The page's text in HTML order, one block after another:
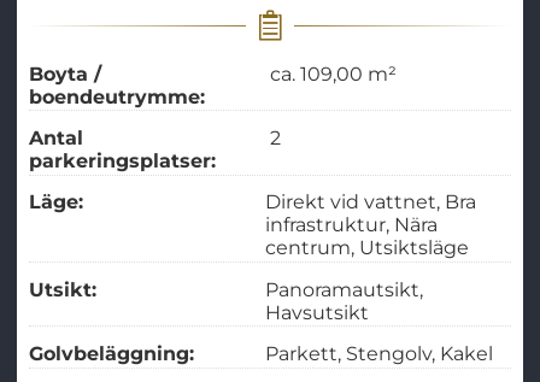
Boyta /
boendeutrymme:
ca. 109,00 m²
Antal
parkeringsplatser:
2
Läge: Direkt vid vattnet Bra
infrastruktur Nära
centrum Utsiktsläge
Utsikt:
Panoramautsikt
Havsutsikt
Golvbeläggning:
Parkett Stengolv Kakel